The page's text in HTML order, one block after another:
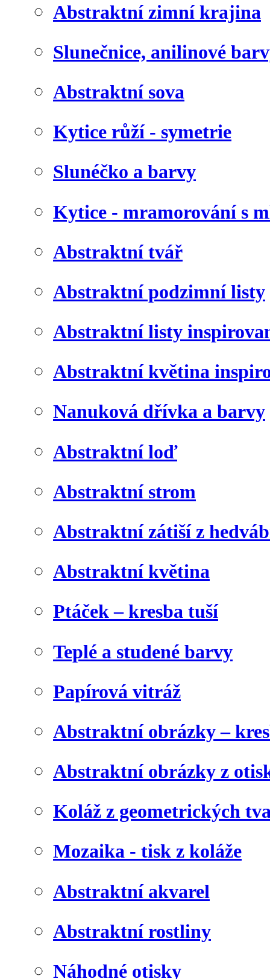
Abstraktní zimní krajina
Slunečnice, anilinové
Abstraktní sova
Kytice růží - symetrie
Slunéčko a barvy
Kytice - mramorování s
Abstraktní tvář
Abstraktní podzimní listy
Abstraktní listy
Abstraktní květina
Nanuková dřívka a barvy
Abstraktní loď
Abstraktní strom
Abstraktní zátiší z
Abstraktní květina
Ptáček – kresba tuší
Teplé a studené barvy
Papírová vitráž
Abstraktní obrázky –
Abstraktní obrázky z
Koláž z geometrických
Mozaika - tisk z koláže
Abstraktní akvarel
Abstraktní rostliny
Náhodné otisky